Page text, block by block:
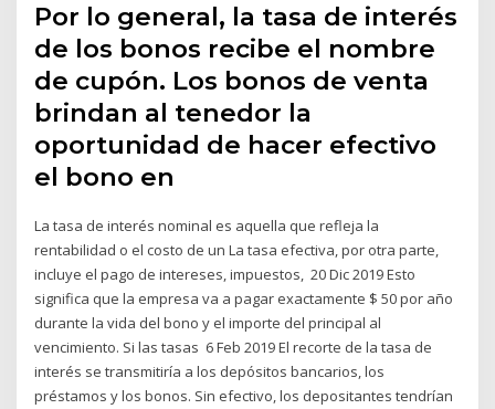
Por lo general, la tasa de interés
de los bonos recibe el nombre
de cupón. Los bonos de venta
brindan al tenedor la
oportunidad de hacer efectivo
el bono en
La tasa de interés nominal es aquella que refleja la
rentabilidad o el costo de un La tasa efectiva, por otra parte,
incluye el pago de intereses, impuestos, 20 Dic 2019 Esto
significa que la empresa va a pagar exactamente $ 50 por año
durante la vida del bono y el importe del principal al
vencimiento. Si las tasas 6 Feb 2019 El recorte de la tasa de
interés se transmitiría a los depósitos bancarios, los
préstamos y los bonos. Sin efectivo, los depositantes tendrían